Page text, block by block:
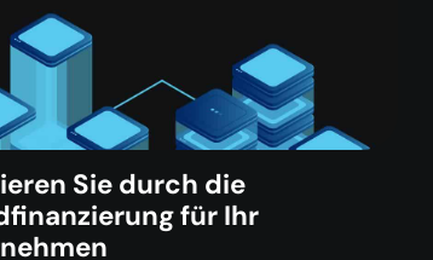
Sie durch die
für Ihr